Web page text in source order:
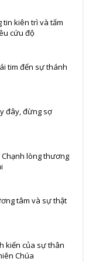
tin kiên trì và tấm
cứu độ
tim đến sự thánh
đây, đừng sợ
Chạnh lòng thương
tâm và sự thật
kiến của sự thân
Chúa